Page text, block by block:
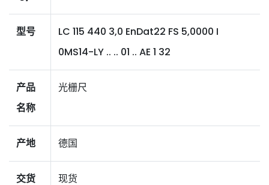
型号
LC 115 440 3,0 EnDat22 FS 5,0000 I
0MS14-LY .. .. 01 .. AE 1 32
产品
名称
光栅尺
产地 德国
交货
现货